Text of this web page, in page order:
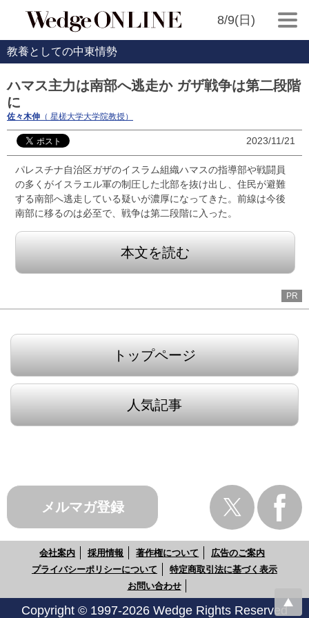
8/9(日)
教養としての中東情勢
ハマス主力は南部へ逃走か ガザ戦争は第二段階
に
佐々木伸 （ 星槎大学大学院教授）
2023/11/21
パレスチナ自治区ガザのイスラム組織ハマスの指導部や戦闘員
の多くがイスラエル軍の制圧した北部を抜け出し、住民が避難
する南部へ逃走している疑いが濃厚になってきた。前線は今後
南部に移るのは必至で、戦争は第二段階に入った。
本文を読む
PR
トップページ
人気記事
メルマガ登録
会社案内 採用情報 著作権について
広告のご案内
プライバシーポリシーについて
特定商取引法に基づく表示
お問い合わせ
Copyright © 1997-2026 Wedge Rights Reserved